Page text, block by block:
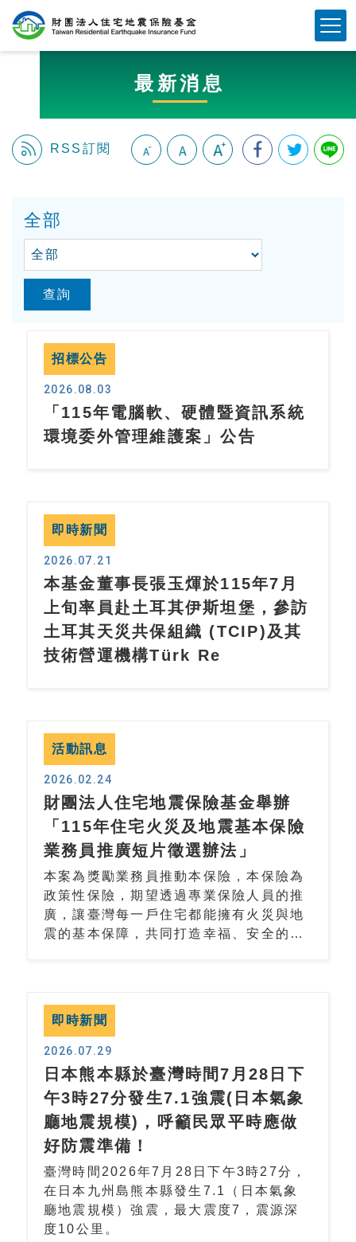
最新消息
RSS訂閱
全部
招標公告
2026.08.03
「115年電腦軟、硬體暨資訊系統
環境委外管理維護案」公告
即時新聞
2026.07.21
本基金董事長張玉煇於115年7月
上旬率員赴土耳其伊斯坦堡，參訪
土耳其天災共保組織 (TCIP)及其
技術營運機構Türk Re
活動訊息
2026.02.24
財團法人住宅地震保險基金舉辦
「115年住宅火災及地震基本保險
業務員推廣短片徵選辦法」
本案為獎勵業務員推動本保險，本保險為
政策性保險，期望透過專業保險人員的推
廣，讓臺灣每一戶住宅都能擁有火災與地
震的基本保障，共同打造幸福、安全的社
即時新聞
2026.07.29
日本熊本縣於臺灣時間7月28日下
午3時27分發生7.1強震(日本氣象
廳地震規模)，呼籲民眾平時應做
好防震準備！
臺灣時間2026年7月28日下午3時27分，
在日本九州島熊本縣發生7.1（日本氣象
廳地震規模）強震，最大震度7，震源深
度10公里。